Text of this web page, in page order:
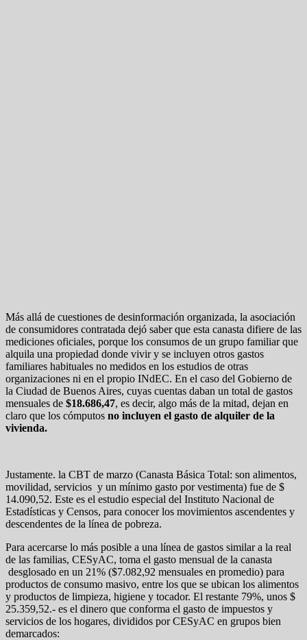
Más allá de cuestiones de desinformación organizada, la asociación
de consumidores contratada dejó saber que esta canasta difiere de las
mediciones oficiales, porque los consumos de un grupo familiar que
alquila una propiedad donde vivir y se incluyen otros gastos
familiares habituales no medidos en los estudios de otras
organizaciones ni en el propio INdEC. En el caso del Gobierno de
la Ciudad de Buenos Aires, cuyas cuentas daban un total de gastos
mensuales de $18.686,47, es decir, algo más de la mitad, dejan en
claro que los cómputos no incluyen el gasto de alquiler de la
vivienda.
Justamente. la CBT de marzo (Canasta Básica Total: son alimentos,
movilidad, servicios y un mínimo gasto por vestimenta) fue de $
14.090,52. Este es el estudio especial del Instituto Nacional de
Estadísticas y Censos, para conocer los movimientos ascendentes y
descendentes de la línea de pobreza.
Para acercarse lo más posible a una línea de gastos similar a la real
de las familias, CESyAC, toma el gasto mensual de la canasta
desglosado en un 21% ($7.082,92 mensuales en promedio) para
productos de consumo masivo, entre los que se ubican los alimentos
y productos de limpieza, higiene y tocador. El restante 79%, unos $
25.359,52.- es el dinero que conforma el gasto de impuestos y
servicios de los hogares, divididos por CESyAC en grupos bien
demarcados: